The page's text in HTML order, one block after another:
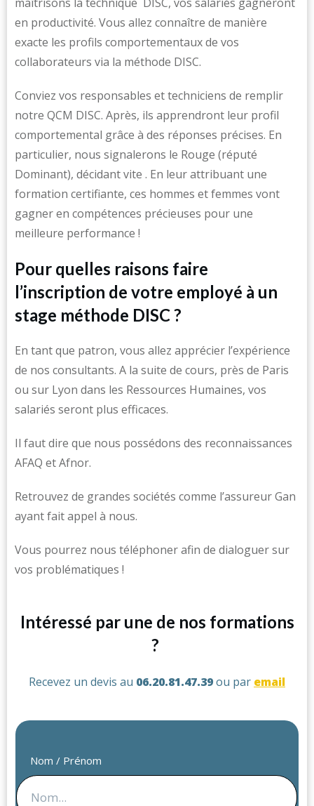
en productivité. Vous allez connaître de manière
exacte les profils comportementaux de vos
collaborateurs via la méthode DISC.
Conviez vos responsables et techniciens de remplir
notre QCM DISC. Après, ils apprendront leur profil
comportemental grâce à des réponses précises. En
particulier, nous signalerons le Rouge (réputé
Dominant), décidant vite . En leur attribuant une
formation certifiante, ces hommes et femmes vont
gagner en compétences précieuses pour une
meilleure performance !
Pour quelles raisons faire
l’inscription de votre employé à un
stage méthode DISC ?
En tant que patron, vous allez apprécier l’expérience
de nos consultants. A la suite de cours, près de Paris
ou sur Lyon dans les Ressources Humaines, vos
salariés seront plus efficaces.
Il faut dire que nous possédons des reconnaissances
AFAQ et Afnor.
Retrouvez de grandes sociétés comme l’assureur Gan
ayant fait appel à nous.
Vous pourrez nous téléphoner afin de dialoguer sur
vos problématiques !
Intéressé par une de nos formations
?
Recevez un devis au 06.20.81.47.39ou par email
Nom / Prénom